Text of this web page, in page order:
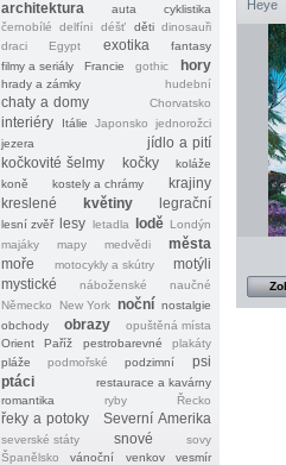
architektura auta
cyklistika
černobílé
delfíni déšť děti dinosauři
draci
Egypt exotika
fantasy
filmy a seriály
Francie gothic hory
hrady a zámky hudební
chaty a domy Chorvatsko
interiéry Itálie Japonsko
jednorožci
jezera
jídlo a pití
kočkovité šelmy
kočky
koláže
koně
kostely a chrámy
krajiny
kreslené
květiny legrační
lesní zvěř lesy letadla lodě Londýn
majáky
mapy medvědi
města
moře
motocykly a skútry
motýli
mystické
náboženské
naučné
Německo
New York noční nostalgie
obchody
obrazy
opuštěná místa
Orient
Paříž pestrobarevné
plakáty
pláže
podmořské podzimní
psi
ptáci
restaurace a kavárny
romantika
ryby Řecko
řeky a potoky Severní Amerika
severské státy snové
sovy
Španělsko
vánoční venkov
vesmír
Heye